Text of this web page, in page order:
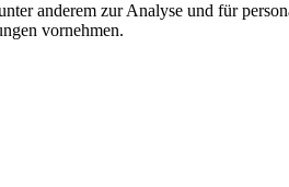
anderem zur Analyse und für
vornehmen.